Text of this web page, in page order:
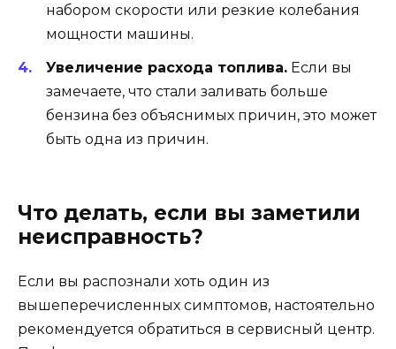
набором скорости или резкие колебания
мощности машины.
Увеличение расхода топлива. Если вы
замечаете, что стали заливать больше
бензина без объяснимых причин, это может
быть одна из причин.
Что делать, если вы заметили
неисправность?
Если вы распознали хоть один из
вышеперечисленных симптомов, настоятельно
рекомендуется обратиться в сервисный центр.